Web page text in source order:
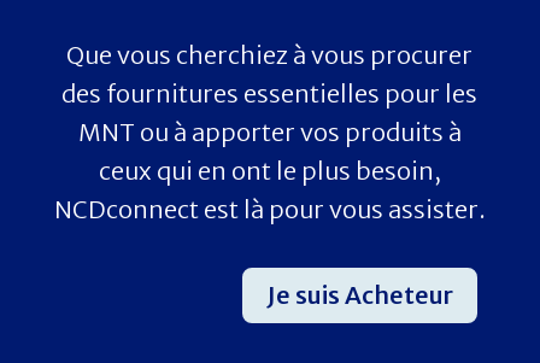
Que vous cherchiez à vous procurer
des fournitures essentielles pour les
MNT ou à apporter vos produits à
ceux qui en ont le plus besoin,
NCDconnect est là pour vous assister.
Je suis Acheteur